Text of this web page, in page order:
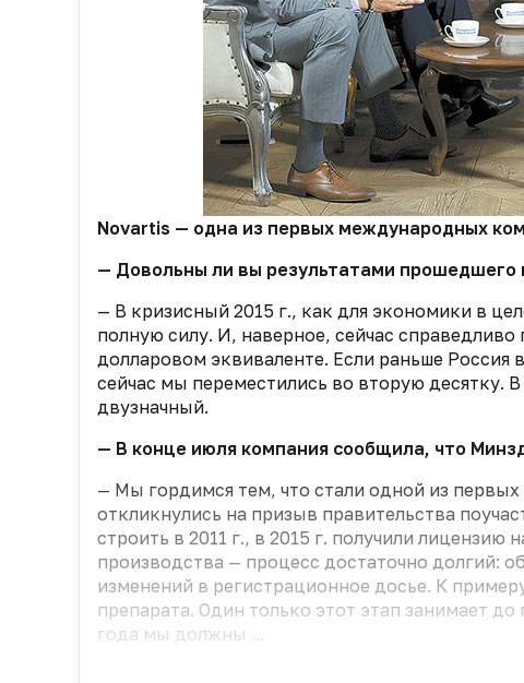
Novartis — одна из первых международных
— Довольны ли вы результатами прошедшего
— В кризисный 2015 г., как для экономики в
полную силу. И, наверное, сейчас
долларовом эквиваленте. Если раньше
сейчас мы переместились во вторую десятку.
двузначный.
— В конце июля компания сообщила, что
— Мы гордимся тем, что стали одной из
откликнулись на призыв правительства
строить в 2011 г., в 2015 г. получили
производства — процесс достаточно долгий:
изменений в регистрационное досье. К
препарата. Один только этот этап занимает
года мы должны ...